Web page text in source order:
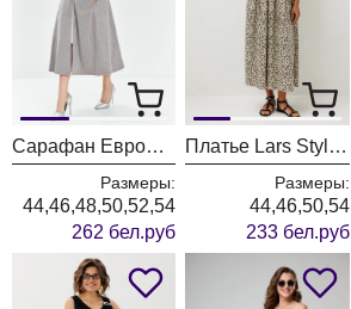
Сарафан ЕвроМода 741 серый + розовая полоска
Размеры:
44,46,48,50,52,54
262 бел.руб
Платье Lars Style 1233-1 жемчужный+черный
Размеры:
44,46,50,54
233 бел.руб